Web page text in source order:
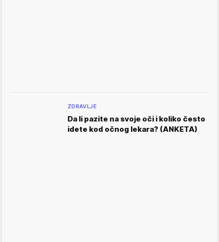
ZDRAVLJE
Da li pazite na svoje oči i koliko često
idete kod očnog lekara? (ANKETA)